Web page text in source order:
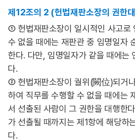
제12조의 2 (헌법재판소장의 권한
① 헌법재판소장이 일시적인 사고로
수 없을 때에는 재판관 중 임명일자
한다. 다만, 임명일자가 같을 때에는
다.
② 헌법재판소장이 궐위(闕位)되거
하여 직무를 수행할 수 없을 때에는
서 선출된 사람이 그 권한을 대행한
가 선출될 때까지는 제1항에 해당하
다.